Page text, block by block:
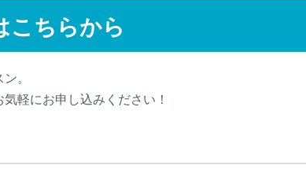
こちらから
。
軽にお申し込みください！